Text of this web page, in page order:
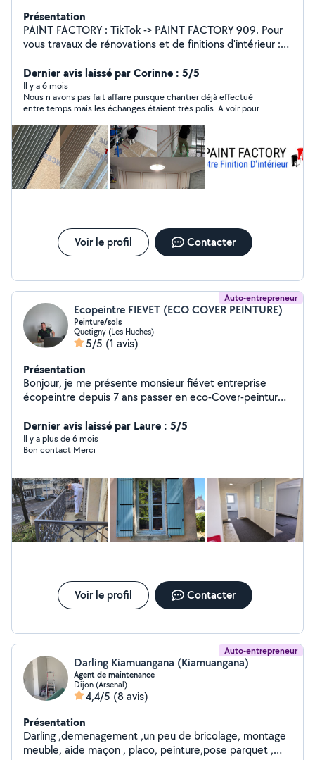
Présentation
PAINT FACTORY : TikTok -> PAINT FACTORY 909. Pour
vous travaux de rénovations et de finitions d'intérieur :
Petit bricolage en tout genre.
Dernier avis laissé par Corinne : 5/5
Il y a 6 mois
Nous n avons pas fait affaire puisque chantier déjà effectué
entre temps mais les échanges étaient très polis. A voir pour
Voir le profil Contacter
Auto-entrepreneur
Ecopeintre FIEVET (ECO COVER PEINTURE)
Peinture/sols
Quetigny (Les Huches)
5/5 (1 avis)
Présentation
Bonjour, je me présente monsieur fiévet entreprise
écopeintre depuis 7 ans passer en eco-Cover-peinture ,
nous propose des devis sur mesure allez voir mon site
Internet , toute la prestation se trouve ici.... a très
bientôt
Dernier avis laissé par Laure : 5/5
Il y a plus de 6 mois
Bon contact Merci
Voir le profil Contacter
Auto-entrepreneur
Darling Kiamuangana (Kiamuangana)
Agent de maintenance
Dijon (Arsenal)
4,4/5 (8 avis)
Présentation
Darling ,demenagement ,un peu de bricolage, montage
meuble, aide maçon , placo, peinture,pose parquet ,